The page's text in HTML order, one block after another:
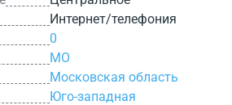
Интернет/телефония
0
МО
Московская область
Юго-западная